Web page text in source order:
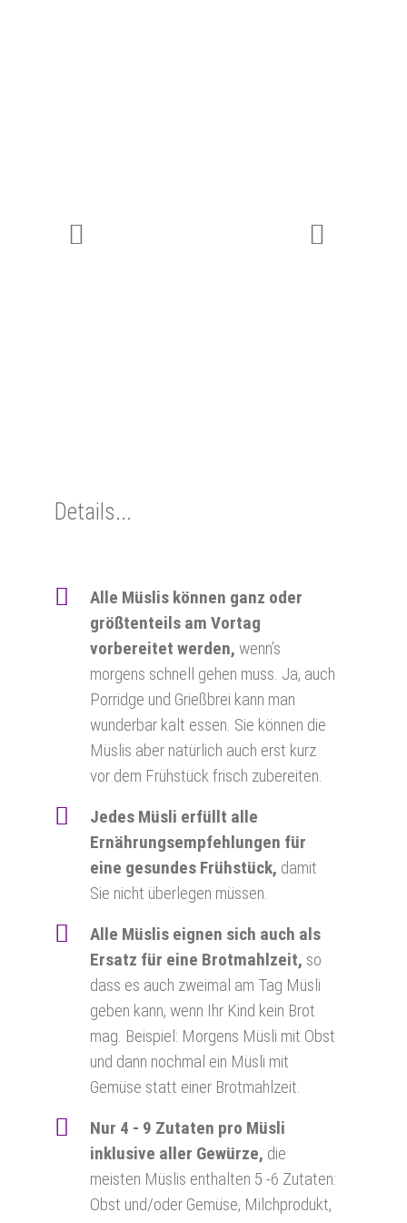
Details...
Alle Müslis können ganz oder
größtenteils am Vortag
vorbereitet werden, wenn’s
morgens schnell gehen muss. Ja, auch
Porridge und Grießbrei kann man
wunderbar kalt essen. Sie können die
Müslis aber natürlich auch erst kurz
vor dem Frühstück frisch zubereiten.
Jedes Müsli erfüllt alle
Ernährungsempfehlungen für
eine gesundes Frühstück, damit
Sie nicht überlegen müssen.
Alle Müslis eignen sich auch als
Ersatz für eine Brotmahlzeit, so
dass es auch zweimal am Tag Müsli
geben kann, wenn Ihr Kind kein Brot
mag. Beispiel: Morgens Müsli mit Obst
und dann nochmal ein Müsli mit
Gemüse statt einer Brotmahlzeit.
Nur 4 - 9 Zutaten pro Müsli
inklusive aller Gewürze, die
meisten Müslis enthalten 5 -6 Zutaten:
Obst und/oder Gemüse, Milchprodukt,